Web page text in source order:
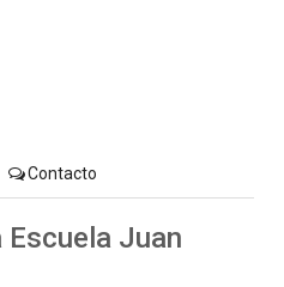
Contacto
Juan